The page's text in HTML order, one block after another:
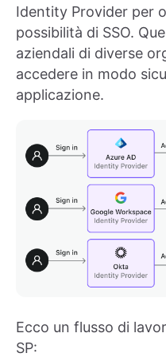
Identity Provider per
possibilità di SSO.
aziendali di diverse
accedere in modo
applicazione.
Ecco un flusso di
SP: